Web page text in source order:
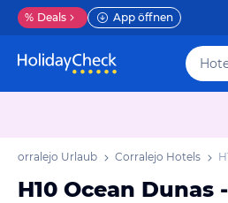
% Deals App öffnen
Corralejo Urlaub Corralejo Hotels
H10 Ocean